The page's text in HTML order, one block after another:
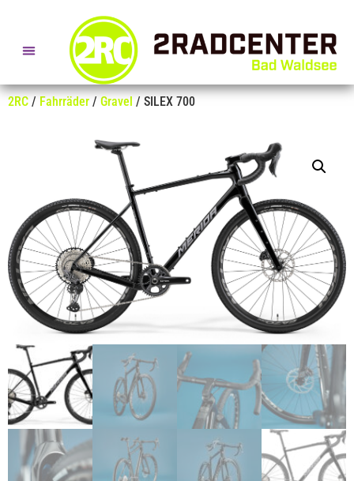
2RC / Fahrräder / Gravel / SILEX 700